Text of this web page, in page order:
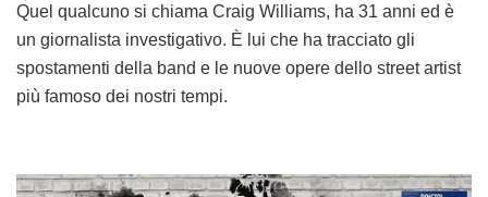
Quel qualcuno si chiama Craig Williams, ha 31 anni ed è
un giornalista investigativo. È lui che ha tracciato gli
spostamenti della band e le nuove opere dello street artist
più famoso dei nostri tempi.